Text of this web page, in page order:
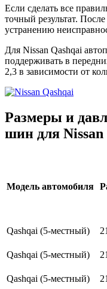
Если сделать все
точный результат.
устранению
Для Nissan Qashqai
поддерживать в
2,3 в зависимости от
Размеры и
шин для Nissan
Модель автомобиля
Qashqai (5-местный)
Qashqai (5-местный)
Qashqai (5-местный)